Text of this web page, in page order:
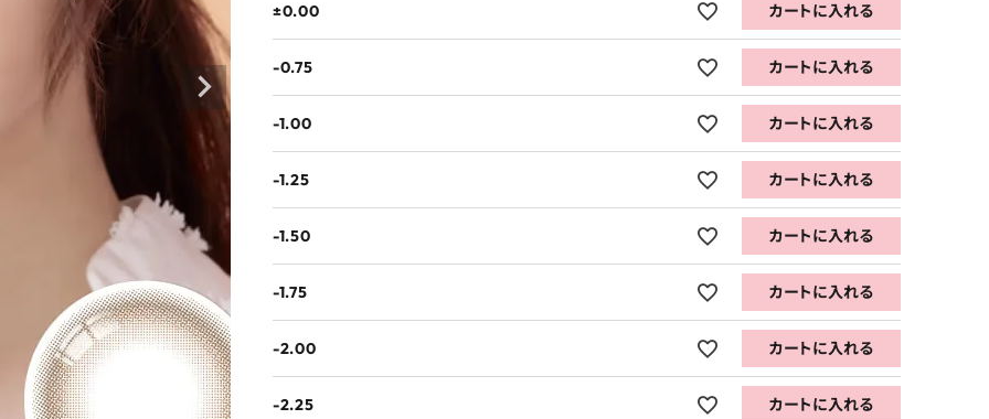
±0.00 カートに入れる
-0.75 カートに入れる
-1.00 カートに入れる
-1.25 カートに入れる
-1.50 カートに入れる
-1.75 カートに入れる
-2.00 カートに入れる
-2.25 カートに入れる